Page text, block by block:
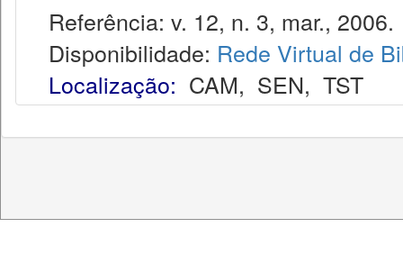
Referência: v. 12, n. 3, mar., 2006.
Disponibilidade: Rede Virtual de
Localização: CAM, SEN, TST